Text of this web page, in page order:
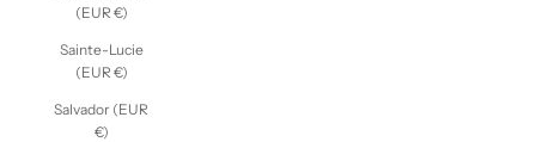
(EUR €)
Sainte-Lucie
(EUR €)
Salvador (EUR
€)